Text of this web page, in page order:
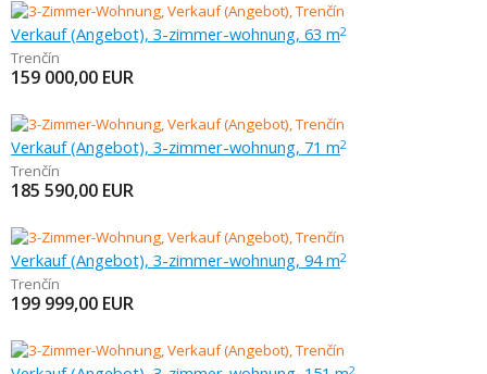
Verkauf (Angebot), 3-zimmer-wohnung, 63 m2
Trenčín
159 000,00 EUR
Verkauf (Angebot), 3-zimmer-wohnung, 71 m2
Trenčín
185 590,00 EUR
Verkauf (Angebot), 3-zimmer-wohnung, 94 m2
Trenčín
199 999,00 EUR
2